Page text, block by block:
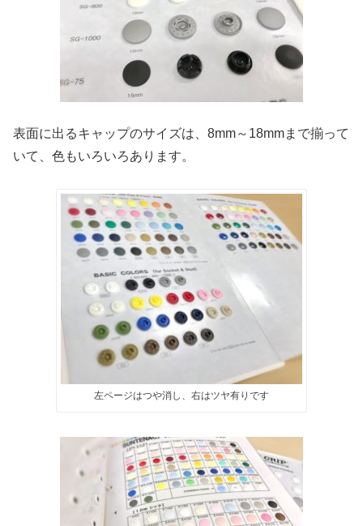
表面に出るキャップのサイズは、8mm～18mmまで揃って
いて、色もいろいろあります。
左ページはつや消し、右はツヤ有りです